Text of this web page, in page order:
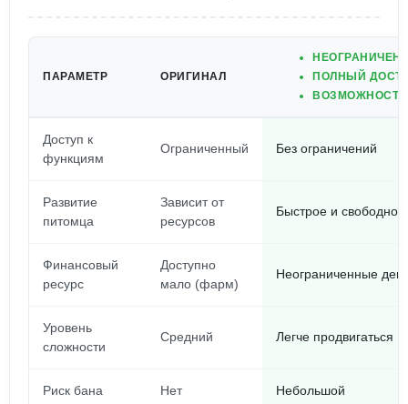
ПАРАМЕТР ОРИГИНАЛ
ПОЛНЫЙ
ВОЗМОЖНОСТЬ
Доступ к
функциям
Ограниченный Без ограничений
Развитие
питомца
Зависит от
ресурсов
Быстрое и свободное
Финансовый
ресурс
Доступно
мало (фарм)
Неограниченные
Уровень
сложности
Средний Легче продвигаться
Риск бана Нет Небольшой